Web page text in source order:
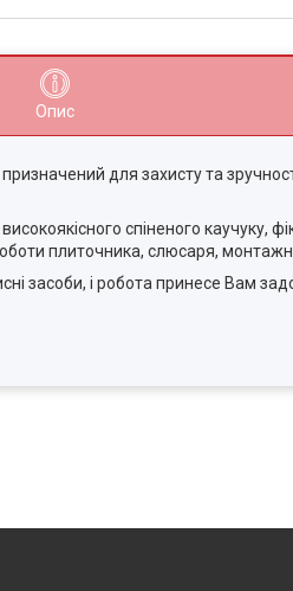
Опис
для захисту та
спіненого каучуку,
плиточника, слюсаря,
засоби, і робота принесе Вам